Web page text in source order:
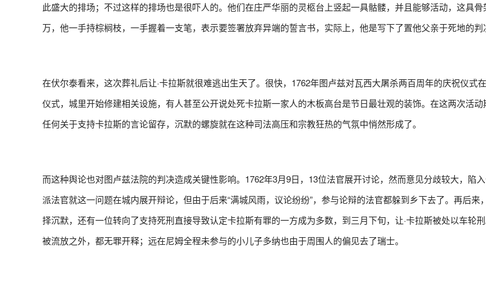
此盛大的排场；不过这样的排场也是很吓人的。他们在庄严华丽的灵柩台上竖起一具骷髅，并且能够活动，这具
万，他一手持棕榈枝，一手握着一支笔，表示要签署放弃异端的誓言书，实际上，他是写下了置他父亲于死地的判
在伏尔泰看来，这次葬礼后让·卡拉斯就很难逃出生天了。很快，1762年图卢兹对瓦西大屠杀两百周年的庆祝仪式
仪式，城里开始修建相关设施，有人甚至公开说处死卡拉斯一家人的木板高台是节日最壮观的装饰。在这两次活
任何关于支持卡拉斯的言论留存，沉默的螺旋就在这种司法高压和宗教狂热的气氛中悄然形成了。
而这种舆论也对图卢兹法院的判决造成关键性影响。1762年3月9日，13位法官展开讨论，然而意见分歧较大，陷
派法官就这一问题在城内展开辩论，但由于后来“满城风雨，议论纷纷”，参与论辩的法官都躲到乡下去了。再后来
择沉默，还有一位转向了支持死刑直接导致认定卡拉斯有罪的一方成为多数，到三月下旬，让·卡拉斯被处以车轮
被流放之外，都无罪开释；远在尼姆全程未参与的小儿子多纳也由于周围人的偏见去了瑞士。